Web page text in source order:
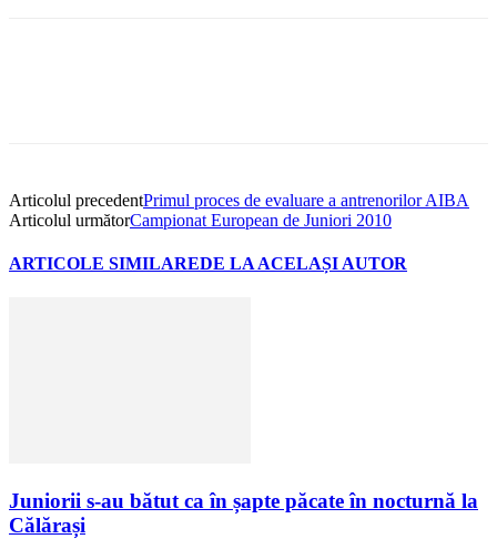
Articolul precedentPrimul proces de evaluare a antrenorilor AIBA
Articolul următorCampionat European de Juniori 2010
ARTICOLE SIMILAREDE LA ACELAȘI AUTOR
Juniorii s-au bătut ca în șapte păcate în nocturnă la
Călărași